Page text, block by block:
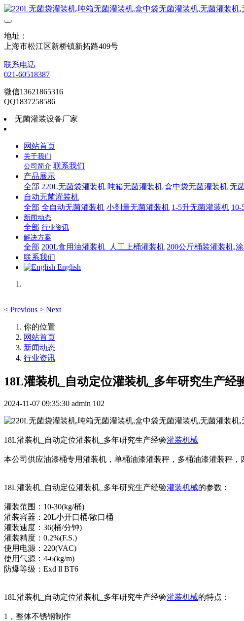
地址：
上海市松江区新桥镇新拓路409号
联系电话
021-60518387
微信13621865316
QQ1837258586
无菌灌装设备厂家
网站首页
关于我们
公司简介 联系我们
产品展示
全部 220L无菌袋灌装机 吨箱无菌灌装机 盒中袋无菌灌装机 无
自动无菌灌装机
全部 全自动无菌灌装机 小剂量无菌灌装机 1-5升无菌灌装机
新闻动态
全部 行业资讯
解决方案
全部 200L食用油灌装机_人工上桶灌装机 200公斤桶装灌装机,
联系我们
English
< Previous > Next
你的位置
网站首页
新闻动态
行业资讯
18L灌装机_自动定位灌装机_多年研究生产经
2024-11-07 09:35:30 admin 102
18L灌装机_自动定位灌装机_多年研究生产经验灌装机械
本公司供应油漆桶专用灌装机，单桶油漆灌装秤，多桶油漆灌装秤
18L灌装机_自动定位灌装机_多年研究生产经验灌装机械的参数：
灌装范围：10-30(kg/桶)
灌装容器：20L小开口桶/敞口桶
灌装速度：36(桶/分钟)
灌装精度：0.2%(F.S.)
使用电源：220(VAC)
使用气源：4-6(kg/m)
防爆等级：Exd ll BT6
18L灌装机_自动定位灌装机_多年研究生产经验灌装机械的特点：
1，整体不锈钢制作